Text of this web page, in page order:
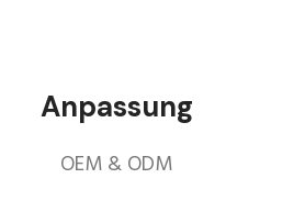
Anpassung
OEM & ODM